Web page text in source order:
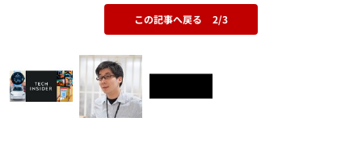
この記事へ戻る 2/3